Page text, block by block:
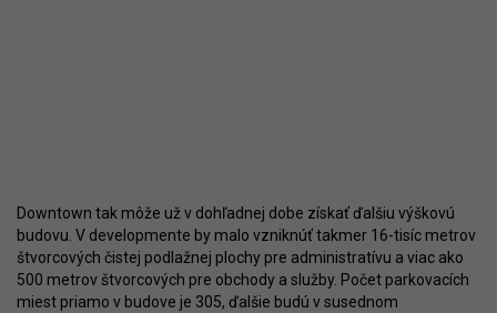
Downtown tak môže už v dohľadnej dobe získať ďalšiu výškovú
budovu. V developmente by malo vzniknúť takmer 16-tisíc metrov
štvorcových čistej podlažnej plochy pre administratívu a viac ako
500 metrov štvorcových pre obchody a služby. Počet parkovacích
miest priamo v budove je 305, ďalšie budú v susednom